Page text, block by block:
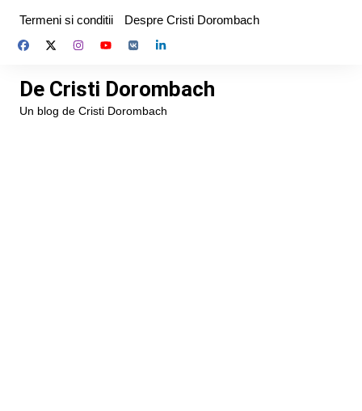
content
Termeni si conditii Despre Cristi Dorombach
De Cristi Dorombach
Un blog de Cristi Dorombach